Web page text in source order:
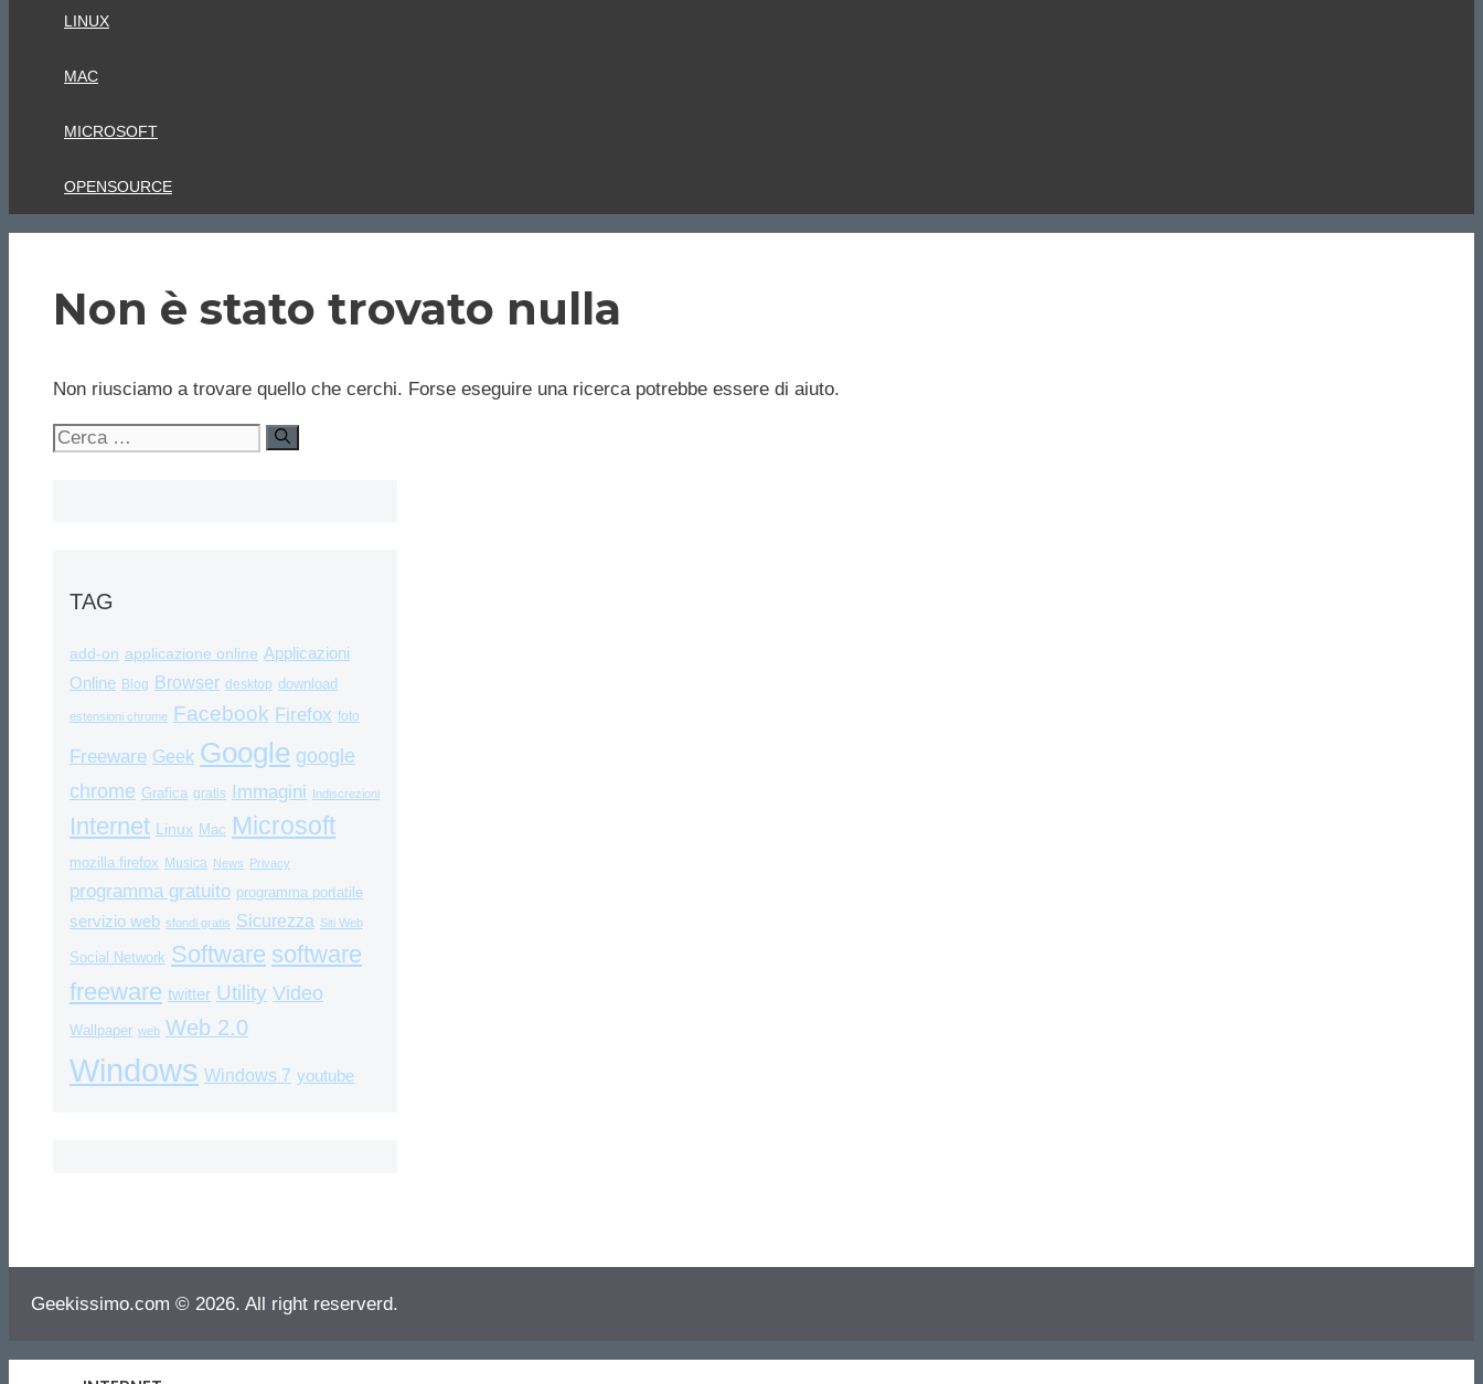
LINUX
MAC
MICROSOFT
OPENSOURCE
Non è stato trovato nulla
Non riusciamo a trovare quello che cerchi. Forse eseguire una ricerca potrebbe essere di aiuto.
Ricerca
TAG
add-on applicazione online Applicazioni
Online Blog Browser desktop download
estensioni chrome Facebook Firefox foto
Freeware Geek Google google
chrome Grafica gratis Immagini Indiscrezioni
Internet Linux Mac Microsoft
mozilla firefox Musica News Privacy
programma gratuito programma portatile
servizio web sfondi gratis Sicurezza Siti Web
Social Network Software software
freeware twitter Utility Video
Wallpaper web Web 2.0
Windows Windows 7 youtube
Geekissimo.com © 2026. All right reserverd.